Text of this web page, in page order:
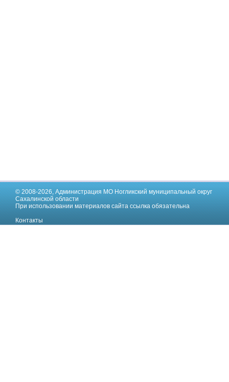
© 2008-2026,Администрация МО Ногликский муниципальный округ
Сахалинской области
При использовании материалов сайта ссылка обязательна
Контакты